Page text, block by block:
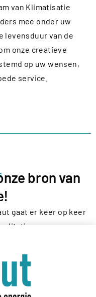
van Klimatisatie
mee onder uw
levensduur van de
onze creatieve
op uw wensen,
service.
bron van
gaat er keer op keer
en proper
Dat geeft ons